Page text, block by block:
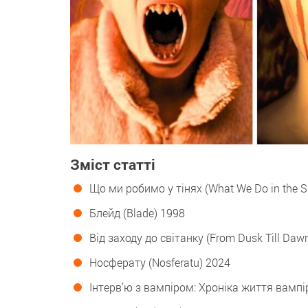
Зміст статті
Що ми робимо у тінях (What We Do in the
Блейд (Blade) 1998
Від заходу до світанку (From Dusk Till
Носферату (Nosferatu) 2024
Інтерв’ю з вампіром: Хроніка життя